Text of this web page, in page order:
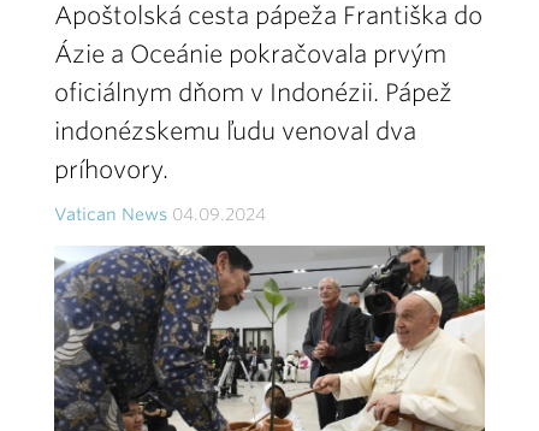
Apoštolská cesta pápeža Františka do
Ázie a Oceánie pokračovala prvým
oficiálnym dňom v Indonézii. Pápež
indonézskemu ľudu venoval dva
príhovory.
Vatican News 04.09.2024